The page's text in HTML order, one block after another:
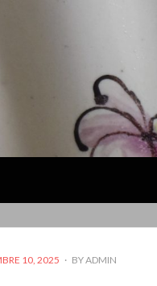
10, 2025 BYADMIN